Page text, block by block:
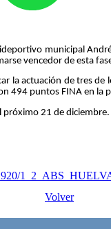
municipal
vencedor de esta
de tres de los
494 puntos FINA en la
21 de diciembre.
Volver